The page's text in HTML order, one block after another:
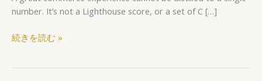
number. It’s not a Lighthouse score, or a set of C […]
Scale
Properly
続きを読む »